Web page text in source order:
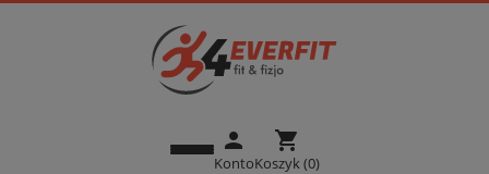
person
Konto
shopping_cart
Koszyk (0)